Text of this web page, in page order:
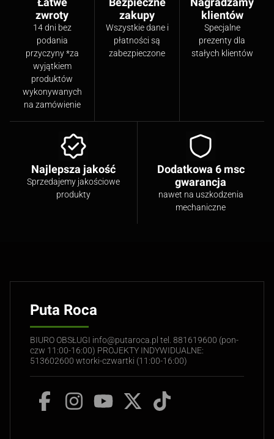
zwroty
14 dni bez
podania
przyczyny *za
wyjątkiem
produktów
wykonywanych
na zamówienie
zakupy
Wszystkie dane i
płatności są
zabezpieczone
klientów
Specjalne
prezenty dla
stałych klientów
Najlepsza jakość
Sprzedajemy jakościowe
produkty
Dodatkowa 6 msc
gwarancja
nawet na uszkodzenia
mechaniczne
Puta Roca
BIURO OBSŁUGI info@putaroca.pl tel. 881619600 (pon-
czw 11:00-16:00) PROJEKTY INDYWIDUALNE:
513602600 wtorki-czwartki (11:00-16:00)